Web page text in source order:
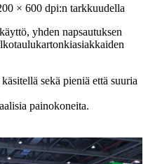
× 600 dpi:n tarkkuudella
yhden napsautuksen
sekä pieniä että suuria
painokoneita.